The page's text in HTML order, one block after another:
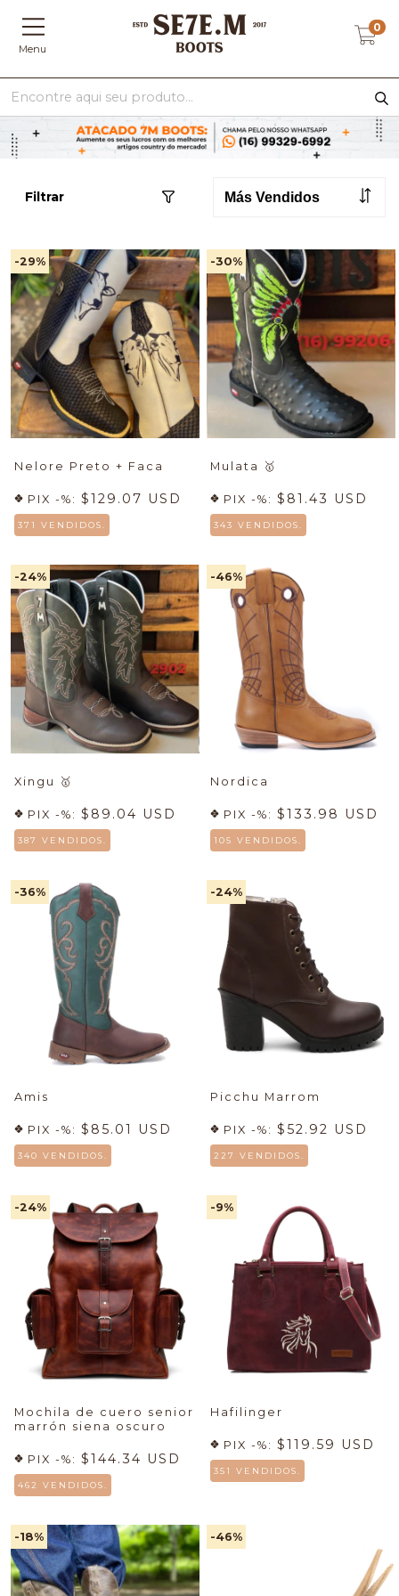
Menu
0
Filtrar
-29%
Nelore Preto + Faca
PIX -%: $129.07 USD
371 VENDIDOS.
-30%
Mulata 🥇
PIX -%: $81.43 USD
343 VENDIDOS.
-24%
Xingu 🥇
PIX -%: $89.04 USD
387 VENDIDOS.
-46%
Nordica
PIX -%: $133.98 USD
105 VENDIDOS.
-36%
Amis
PIX -%: $85.01 USD
340 VENDIDOS.
-24%
Picchu Marrom
PIX -%: $52.92 USD
227 VENDIDOS.
-24%
Mochila de cuero senior
marrón siena oscuro
PIX -%: $144.34 USD
462 VENDIDOS.
-9%
Hafilinger
PIX -%: $119.59 USD
351 VENDIDOS.
-18% -46%